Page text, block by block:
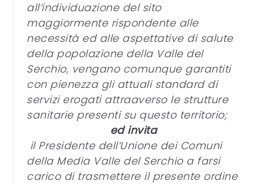
all’individuazione del sito
maggiormente rispondente alle
necessità ed alle aspettative di salute
della popolazione della Valle del
Serchio, vengano comunque garantiti
con pienezza gli attuali standard di
servizi erogati attraaverso le strutture
sanitarie presenti su questo territorio;
ed invita
il Presidente dell’Unione dei Comuni
della Media Valle del Serchio a farsi
carico di trasmettere il presente ordine